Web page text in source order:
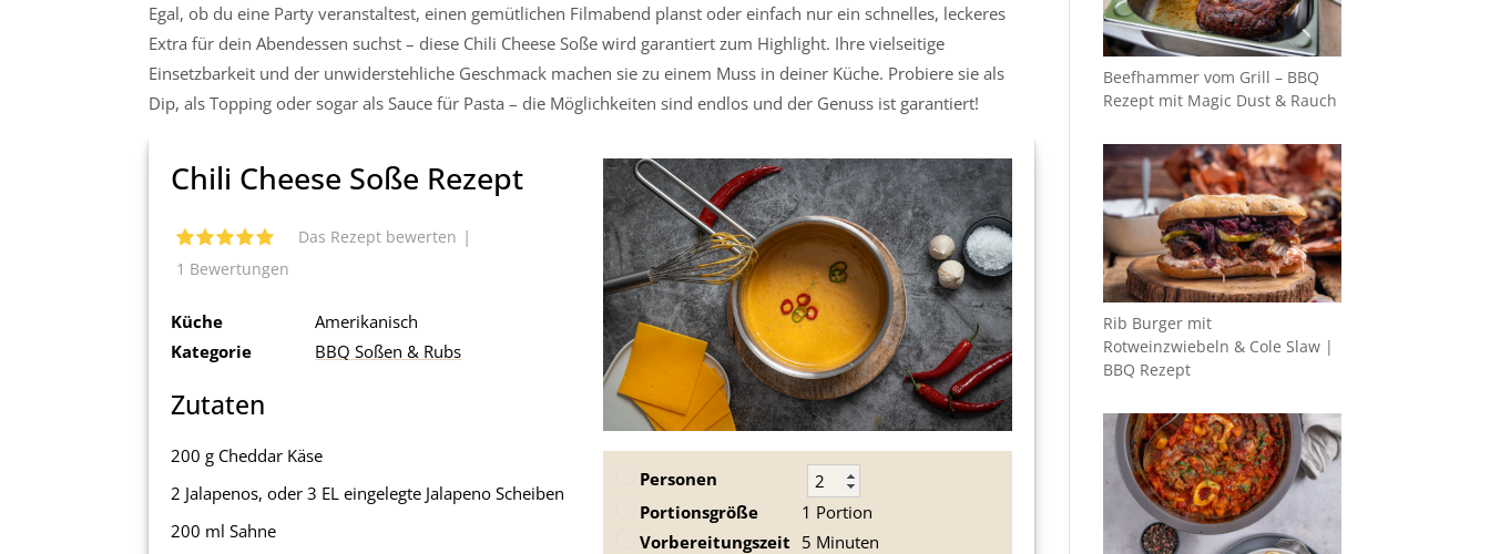
Egal, ob du eine Party veranstaltest, einen gemütlichen Filmabend planst oder einfach nur ein schnelles, leckeres
Extra für dein Abendessen suchst – diese Chili Cheese Soße wird garantiert zum Highlight. Ihre vielseitige
Einsetzbarkeit und der unwiderstehliche Geschmack machen sie zu einem Muss in deiner Küche. Probiere sie als
Dip, als Topping oder sogar als Sauce für Pasta – die Möglichkeiten sind endlos und der Genuss ist garantiert!
Chili Cheese Soße Rezept
Das Rezept bewerten |
1 Bewertungen
Küche
Amerikanisch
Kategorie
BBQ Soßen & Rubs
Zutaten
200 g Cheddar Käse
2 Jalapenos, oder 3 EL eingelegte Jalapeno Scheiben
200 ml Sahne
Personen
Portionsgröße
1 Portion
Vorbereitungszeit 5 Minuten
Beefhammer vom Grill – BBQ
Rezept mit Magic Dust & Rauch
Rib Burger mit
Rotweinzwiebeln & Cole Slaw |
BBQ Rezept